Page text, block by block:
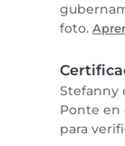
foto.
Stefanny
Ponte en
para